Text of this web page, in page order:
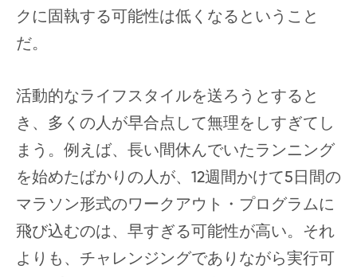
クに固執する可能性は低くなるということ
だ。
活動的なライフスタイルを送ろうとすると
き、多くの人が早合点して無理をしすぎてし
まう。例えば、長い間休んでいたランニング
を始めたばかりの人が、12週間かけて5日間の
マラソン形式のワークアウト・プログラムに
飛び込むのは、早すぎる可能性が高い。それ
よりも、チャレンジングでありながら実行可